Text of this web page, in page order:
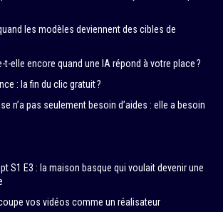
les modèles deviennent des cibles de
t-elle encore quand une IA répond à votre place ?
: la fin du clic gratuit ?
n’a pas seulement besoin d’aides : elle a besoin
S1 E3 : la maison basque qui voulait devenir une
vos vidéos comme un réalisateur